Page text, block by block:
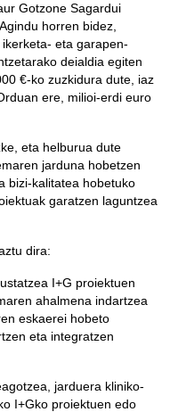
Gotzone Sagardui
horren bidez,
eta garapen-
deialdia egiten
€-ko zuzkidura dute, iaz
ere, milioi-erdi euro
eta helburua dute
jarduna hobetzen
bizi-kalitatea hobetuko
garatzen laguntzea
dira:
I+G proiektuen
ahalmena indartzea
eskaerei hobeto
eta integratzen
jarduera kliniko-
I+Gko proiektuen edo